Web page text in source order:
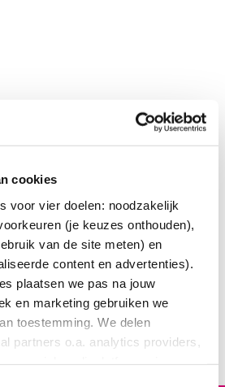
cookies
voor vier doelen: noodzakelijk
(je keuzes onthouden),
van de site meten) en
content en advertenties).
plaatsen we pas na jouw
en marketing gebruiken we
toestemming. We delen
partners o.a. analytics providers,
midnight eyecream
39.99